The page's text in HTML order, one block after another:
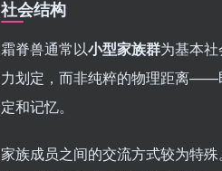
社会结构
霜脊兽通常以小型家族群为基本
力划定，而非纯粹的物理距离——
定和记忆。
家族成员之间的交流方式较为特